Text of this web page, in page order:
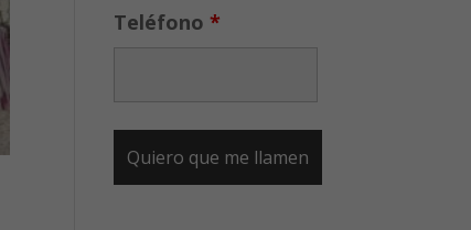
Teléfono*